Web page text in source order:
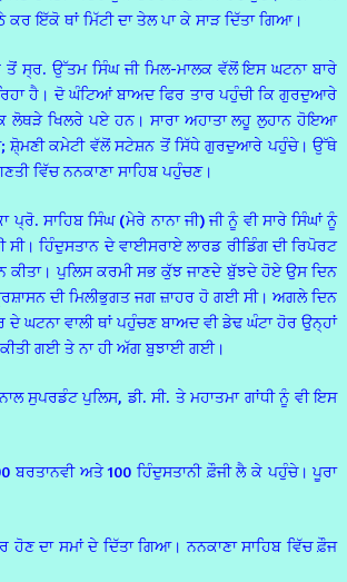
ਇੱਕੋ ਥਾਂ ਮਿੱਟੀ ਦਾ ਤੇਲ ਪਾ ਕੇ ਸਾੜ ਦਿੱਤਾ ਗਿਆ।
ਤੋਂ ਸ੍ਰ. ਉੱਤਮ ਸਿੰਘ ਜੀ ਮਿਲ-ਮਾਲਕ ਵੱਲੋਂ ਇਸ ਘਟਨਾ ਬਾਰੇ
ਰਿਹਾ ਹੈ। ਦੋ ਘੰਟਿਆਂ ਬਾਅਦ ਫਿਰ ਤਾਰ ਪਹੁੰਚੀ ਕਿ ਗੁਰਦੁਆਰੇ
ਖਿਲਰੇ ਪਏ ਹਨ। ਸਾਰਾ ਅਹਾਤਾ ਲਹੂ ਲੁਹਾਨ ਹੋਇਆ
ਸ਼ੋ੍ਮਣੀ ਕਮੇਟੀ ਵੱਲੋਂ ਸਟੇਸ਼ਨ ਤੋਂ ਸਿੱਧੇ ਗੁਰਦੁਆਰੇ ਪਹੁੰਚੇ। ਉੱਥੇ
ਵਿੱਚ ਨਨਕਾਣਾ ਸਾਹਿਬ ਪਹੁੰਚਣ।
ਸਾਹਿਬ ਸਿੰਘ (ਮੇਰੇ ਨਾਨਾ ਜੀ) ਜੀ ਨੂੰ ਵੀ ਸਾਰੇ ਸਿੰਘਾਂ ਨੂੰ
ਹਿੰਦੁਸਤਾਨ ਦੇ ਵਾਈਸਰਾਏ ਲਾਰਡ ਰੀਡਿੰਗ ਦੀ ਰਿਪੋਰਟ
ਪੁਲਿਸ ਕਰਮੀ ਸਭ ਕੁੱਝ ਜਾਣਦੇ ਬੁੱਝਦੇ ਹੋਏ ਉਸ ਦਿਨ
ਦੀ ਮਿਲੀਭੁਗਤ ਜਗ ਜ਼ਾਹਰ ਹੋ ਗਈ ਸੀ। ਅਗਲੇ ਦਿਨ
ਵਾਲੀ ਥਾਂ ਪਹੁੰਚਣ ਬਾਅਦ ਵੀ ਡੇਢ ਘੰਟਾ ਹੋਰ ਉਨ੍ਹਾਂ
ਗਈ ਤੇ ਨਾ ਹੀ ਅੱਗ ਬੁਝਾਈ ਗਈ।
ਸੁਪਰਡੰਟ ਪੁਲਿਸ, ਡੀ. ਸੀ. ਤੇ ਮਹਾਤਮਾ ਗਾਂਧੀ ਨੂੰ ਵੀ ਇਸ
ਅਤੇ 100 ਹਿੰਦੁਸਤਾਨੀ ਫ਼ੌਜੀ ਲੈ ਕੇ ਪਹੁੰਚੇ। ਪੂਰਾ
ਦਾ ਸਮਾਂ ਦੇ ਦਿੱਤਾ ਗਿਆ। ਨਨਕਾਣਾ ਸਾਹਿਬ ਵਿੱਚ ਫ਼ੌਜ